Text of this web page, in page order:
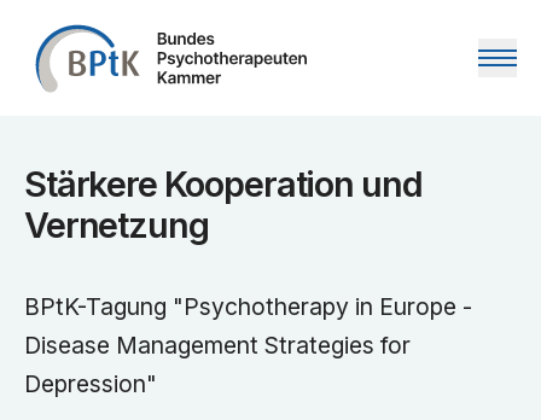
Zum Inhalt springen
Stärkere Kooperation und
Vernetzung
BPtK-Tagung "Psychotherapy in Europe -
Disease Management Strategies for
Depression"